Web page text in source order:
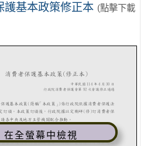
護基本政策修正本 (點擊下載
在全螢幕中檢視